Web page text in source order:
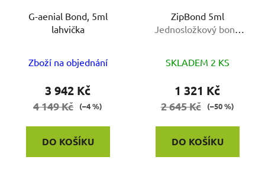
G-aenial Bond, 5ml
lahvička
Zboží na objednání
3 942 Kč
4 149 Kč (–4 %)
DO KOŠÍKU
ZipBond 5ml
Jednosložkový bond
SKLADEM 2 KS
1 321 Kč
2 645 Kč (–50 %)
DO KOŠÍKU